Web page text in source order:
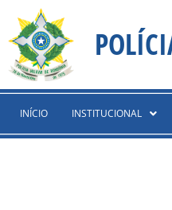
content
para
conteúdo
INÍCIO INSTITUCIONAL